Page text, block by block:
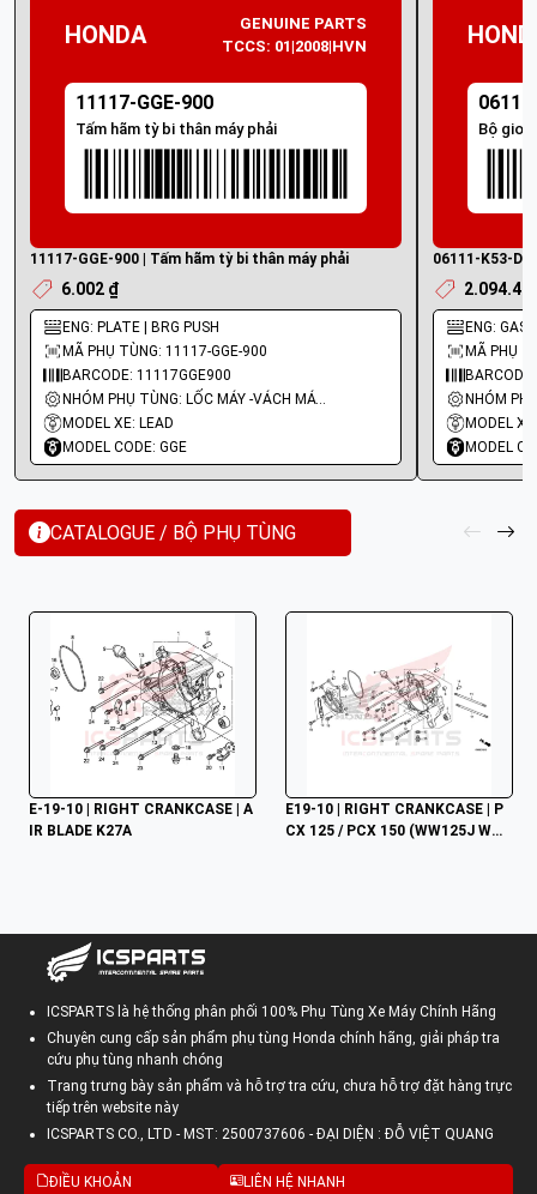
HONDA
GENUINE PARTS
TCCS: 01|2008|HVN
11117-GGE-900
Tấm hãm tỳ bi thân máy phải
11117-GGE-900 | Tấm hãm tỳ bi thân máy phải
6.002 ₫
ENG: PLATE | BRG PUSH
MÃ PHỤ TÙNG: 11117-GGE-900
BARCODE: 11117GGE900
NHÓM PHỤ TÙNG: LỐC MÁY -VÁCH MÁY - GIOĂNG MÁY
MODEL XE: LEAD
MODEL CODE: GGE
Bộ
06111-K53-
ENG:
MÃ PHỤ
MODEL
MODEL
CATALOGUE / BỘ PHỤ TÙNG
E-19-10 | RIGHT CRANKCASE | A
IR BLADE K27A
E19-10 | RIGHT CRANKCASE | P
CX 125 / PCX 150 (WW125J WW1
ICSPARTS là hệ thống phân phối 100% Phụ Tùng Xe Máy Chính Hãng
Chuyên cung cấp sản phẩm phụ tùng Honda chính hãng, giải pháp tra
cứu phụ tùng nhanh chóng
Trang trưng bày sản phẩm và hỗ trợ tra cứu, chưa hỗ trợ đặt hàng trực
tiếp trên website này
ICSPARTS CO., LTD - MST: 2500737606 - ĐẠI DIỆN : ĐỖ VIỆT QUANG
ĐIỀU KHOẢN LIÊN HỆ NHANH